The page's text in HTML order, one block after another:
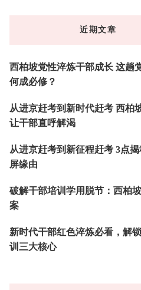
近期文章
西柏坡党性淬炼干部成长 这趟
何成必修？
从进京赶考到新时代赶考 西柏
让干部直呼解渴
从进京赶考到新征程赶考 3点
屏缘由
破解干部培训学用脱节：西柏
案
新时代干部红色淬炼必看，解
训三大核心